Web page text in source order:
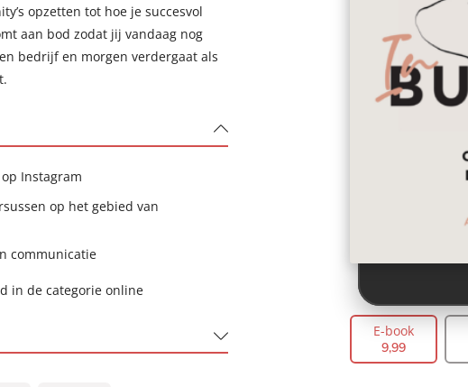
opzetten tot hoe je succesvol
aan bod zodat jij vandaag nog
bedrijf en morgen verdergaat als
Instagram
op het gebied van
communicatie
in de categorie online
E-book
9,99